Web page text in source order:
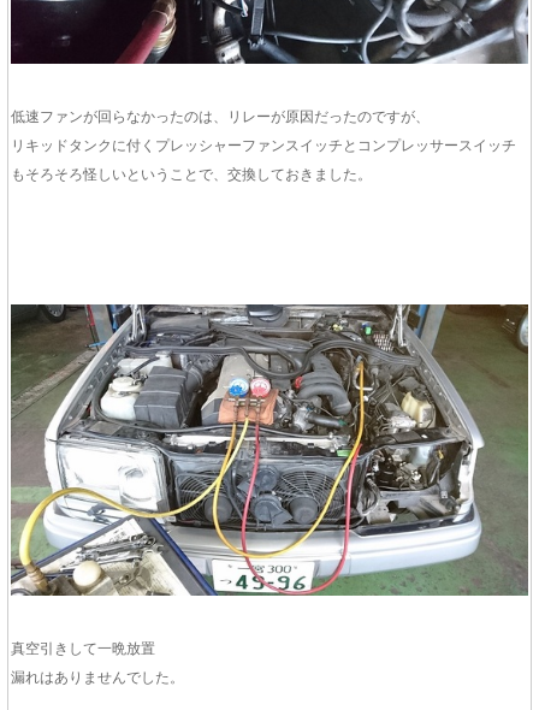
低速ファンが回らなかったのは、リレーが原因だったのですが、
リキッドタンクに付くプレッシャーファンスイッチとコンプレッサースイッチ
もそろそろ怪しいということで、交換しておきました。
真空引きして一晩放置
漏れはありませんでした。